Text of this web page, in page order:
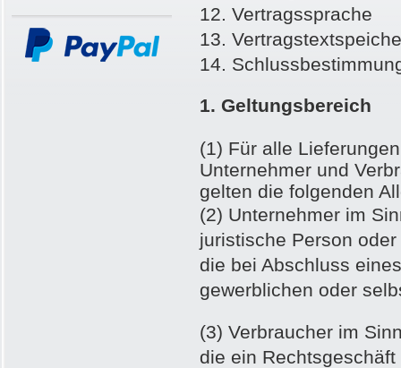
12. Vertragssprache
13.
14.
1. Geltungsbereich
(1) Für alle
Unternehmer und
gelten die folgenden
(2) Unternehmer im
juristische Person
die bei Abschluss
gewerblichen oder
(3) Verbraucher im
die ein